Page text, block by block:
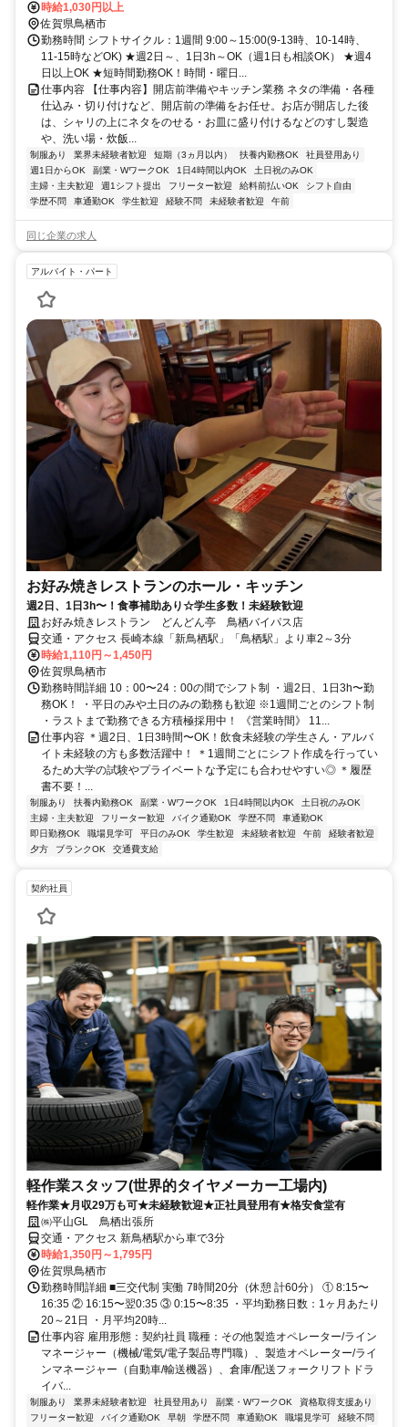
栖東口徒歩約30分、ＪＲ鹿児島本線 田代徒歩約34分
時給1,030円以上
佐賀県鳥栖市
勤務時間 シフトサイクル：1週間 9:00～15:00(9-13時、10-14時、
11-15時などOK) ★週2日～、1日3h～OK（週1日も相談OK） ★週4
日以上OK ★短時間勤務OK！時間・曜日...
仕事内容 【仕事内容】開店前準備やキッチン業務 ネタの準備・各種
仕込み・切り付けなど、開店前の準備をお任せ。お店が開店した後
は、シャリの上にネタをのせる・お皿に盛り付けるなどのすし製造
や、洗い場・炊飯...
制服あり 業界未経験者歓迎 短期（3ヵ月以内） 扶養内勤務OK
社員登用あり
週1日からOK
副業・WワークOK 1日4時間以内OK
土日祝のみOK
主婦・主夫歓迎
週1シフト提出 フリーター歓迎 給料前払いOK
シフト自由
学歴不問
車通勤OK 学生歓迎 経験不問 未経験者歓迎 午前
同じ企業の求人
アルバイト・パート
お好み焼きレストランのホール・キッチン
週2日、1日3h〜！食事補助あり☆学生多数！未経験歓迎
お好み焼きレストラン どんどん亭 鳥栖バイパス店
交通・アクセス 長崎本線「新鳥栖駅」「鳥栖駅」より車2～3分
時給1,110円～1,450円
佐賀県鳥栖市
勤務時間詳細 10：00〜24：00の間でシフト制 ・週2日、1日3h〜勤
務OK！ ・平日のみや土日のみの勤務も歓迎 ※1週間ごとのシフト制
・ラストまで勤務できる方積極採用中！ 《営業時間》 11...
仕事内容 ＊週2日、1日3時間〜OK！飲食未経験の学生さん・アルバ
イト未経験の方も多数活躍中！ ＊1週間ごとにシフト作成を行ってい
るため大学の試験やプライベートな予定にも合わせやすい◎ ＊履歴
書不要！...
制服あり 扶養内勤務OK 副業・WワークOK 1日4時間以内OK
土日祝のみOK
主婦・主夫歓迎
フリーター歓迎 バイク通勤OK 学歴不問
車通勤OK
即日勤務OK
職場見学可 平日のみOK 学生歓迎 未経験者歓迎 午前
経験者歓迎
夕方
ブランクOK 交通費支給
契約社員
軽作業スタッフ(世界的タイヤメーカー工場内)
軽作業★月収29万も可★未経験歓迎★正社員登用有★格安食堂有
㈱平山GL 鳥栖出張所
交通・アクセス 新鳥栖駅から車で3分
時給1,350円～1,795円
佐賀県鳥栖市
勤務時間詳細 ■三交代制 実働 7時間20分（休憩 計60分） ① 8:15〜
16:35 ② 16:15〜翌0:35 ③ 0:15〜8:35 ・平均勤務日数：1ヶ月あたり
20～21日 ・月平均20時...
仕事内容 雇用形態：契約社員 職種：その他製造オペレーター/ライン
マネージャー（機械/電気/電子製品専門職）、製造オペレーター/ライ
ンマネージャー（自動車/輸送機器）、倉庫/配送フォークリフトドラ
イバ...
制服あり 業界未経験者歓迎 社員登用あり 副業・WワークOK
資格取得支援あり
フリーター歓迎
バイク通勤OK 早朝 学歴不問 車通勤OK 職場見学可 経験不問